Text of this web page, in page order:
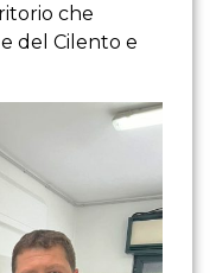
che
del Cilento e